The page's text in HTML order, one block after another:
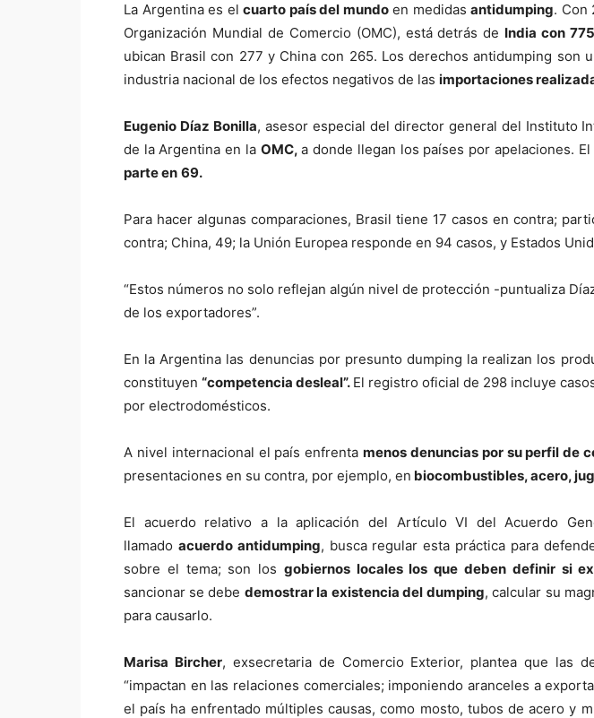
La Argentina es elcuarto país del mundoen medidasantidumping. Con
Organización Mundial de Comercio (OMC), está detrás de India con
ubican Brasil con 277 y China con 265. Los derechos antidumping
industria nacional de los efectos negativos de las importaciones
Eugenio Díaz Bonilla, asesor especial del director general del Instituto
de la Argentina en la OMC,a donde llegan los países por apelaciones. El
parte en 69.
Para hacer algunas comparaciones, Brasil tiene 17 casos en contra;
contra; China, 49; la Unión Europea responde en 94 casos, y Estados
“Estos números no solo reflejan algún nivel de protección -puntualiza
de los exportadores”.
En la Argentina las denuncias por presunto dumping la realizan los
constituyen“competencia desleal”. El registro oficial de 298 incluye
por electrodomésticos.
A nivel internacional el país enfrentamenos denuncias por su perfil de
presentaciones en su contra, por ejemplo, en biocombustibles, acero,
El acuerdo relativo a la aplicación del Artículo VI del Acuerdo
llamado acuerdo antidumping, busca regular esta práctica para
sobre el tema; son los gobiernos locales los que deben definir si
sancionar se debe demostrar la existencia del dumping, calcular su
para causarlo.
Marisa Bircher, exsecretaria de Comercio Exterior, plantea que las
“impactan en las relaciones comerciales; imponiendo aranceles a
el país ha enfrentado múltiples causas, como mosto, tubos de acero y